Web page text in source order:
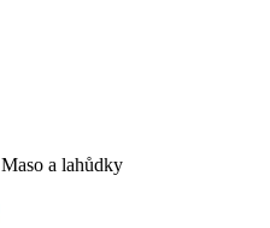
Maso a lahůdky